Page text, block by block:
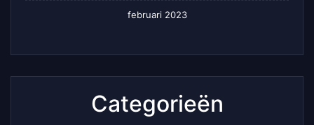
februari 2023
Categorieën